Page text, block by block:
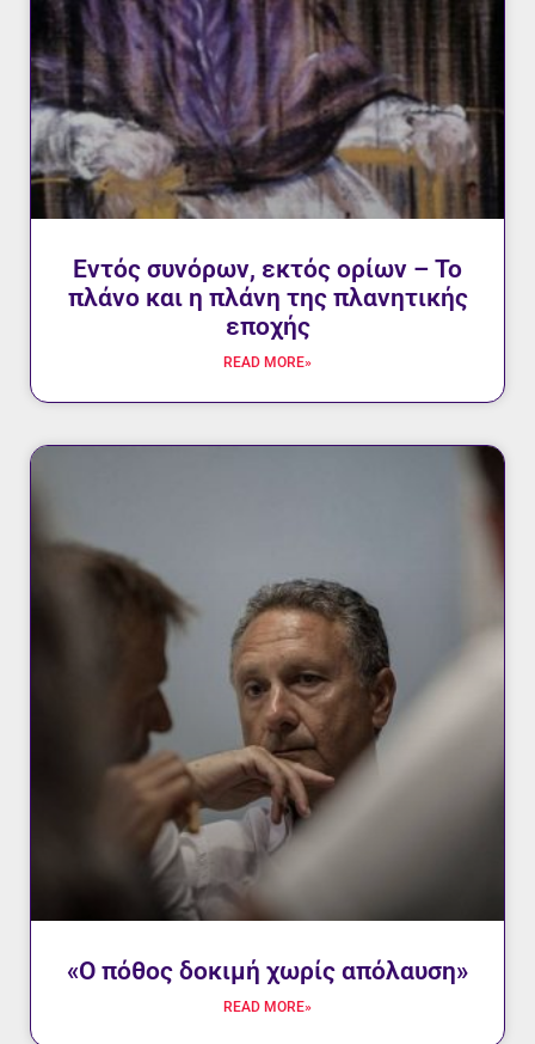
Εντός συνόρων, εκτός ορίων – Το
πλάνο και η πλάνη της πλανητικής
εποχής
READ MORE»
«Ο πόθος δοκιμή χωρίς απόλαυση»
READ MORE»